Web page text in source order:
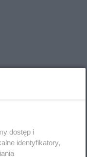
dostęp i
identyfikatory,